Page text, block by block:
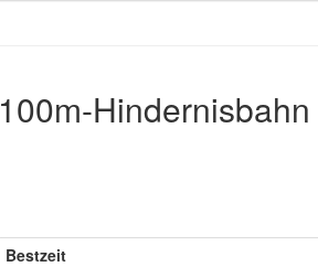
100m-
Bestzeit